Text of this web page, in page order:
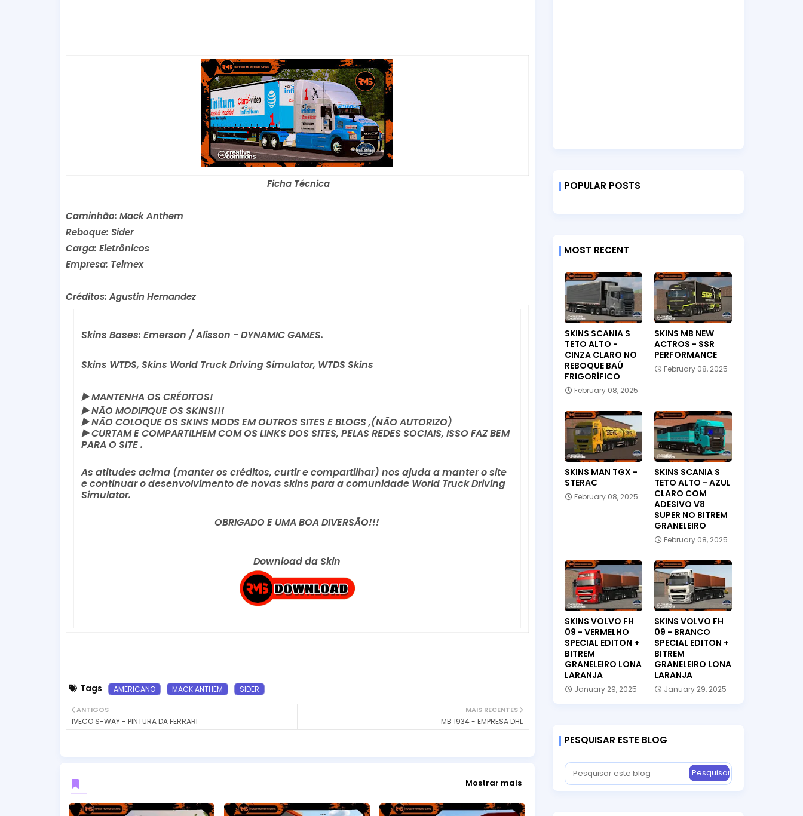
Ficha Técnica
Caminhão: Mack Anthem
Reboque: Sider
Carga: Eletrônicos
Empresa: Telmex
Créditos: Agustin Hernandez
Skins Bases: Emerson / Alisson - DYNAMIC GAMES.
Skins WTDS, Skins World Truck Driving Simulator, WTDS Skins
▶️ MANTENHA OS CRÉDITOS!
▶️ NÃO MODIFIQUE OS SKINS!!!
▶️ NÃO COLOQUE OS SKINS MODS EM OUTROS SITES E BLOGS ,(NÃO AUTORIZO)
▶️ CURTAM E COMPARTILHEM COM OS LINKS DOS SITES, PELAS REDES SOCIAIS, ISSO FAZ BEM
PARA O SITE .
As atitudes acima (manter os créditos, curtir e compartilhar) nos ajuda a manter o site
e continuar o desenvolvimento de novas skins para a comunidade World Truck Driving
Simulator.
OBRIGADO E UMA BOA DIVERSÃO!!!
Download da Skin
Tags AMERICANO MACK ANTHEM SIDER
MAIS RECENTES
MB 1934 - EMPRESA DHL
ANTIGOS
IVECO S-WAY - PINTURA DA FERRARI
Mostrar mais
POPULAR POSTS
MOST RECENT
SKINS SCANIA S
TETO ALTO -
CINZA CLARO NO
REBOQUE BAÚ
FRIGORÍFICO
February 08, 2025
SKINS MB NEW
ACTROS - SSR
PERFORMANCE
February 08, 2025
SKINS MAN TGX -
STERAC
February 08, 2025
SKINS SCANIA S
TETO ALTO - AZUL
CLARO COM
ADESIVO V8
SUPER NO BITREM
GRANELEIRO
February 08, 2025
SKINS VOLVO FH
09 - VERMELHO
SPECIAL EDITON +
BITREM
GRANELEIRO LONA
LARANJA
January 29, 2025
SKINS VOLVO FH
09 - BRANCO
SPECIAL EDITON +
BITREM
GRANELEIRO LONA
LARANJA
January 29, 2025
PESQUISAR ESTE BLOG